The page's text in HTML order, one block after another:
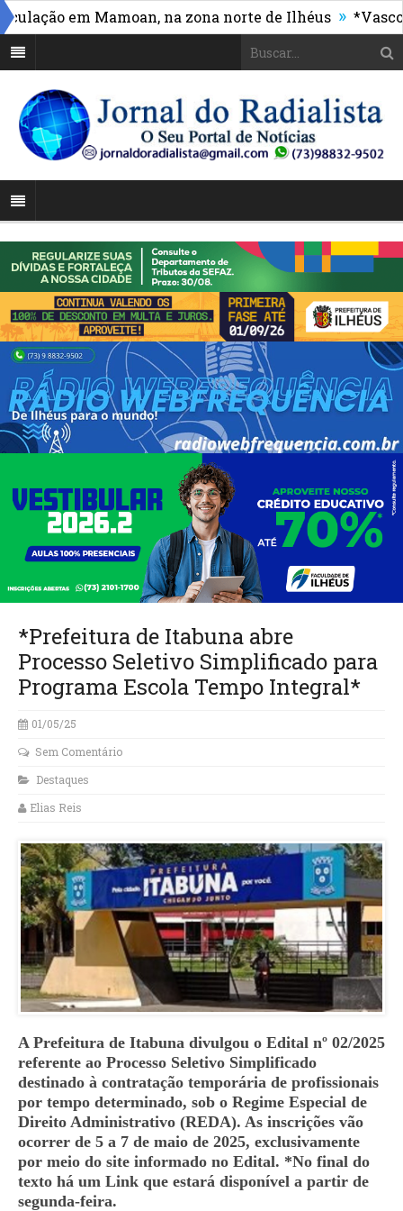
em Mamoan, na zona norte de Ilhéus » *Vasco
*Prefeitura de Itabuna abre
Processo Seletivo Simplificado para
Programa Escola Tempo Integral*
01/05/25
Sem Comentário
Destaques
Elias Reis
A Prefeitura de Itabuna divulgou o Edital nº 02/2025
referente ao Processo Seletivo Simplificado
destinado à contratação temporária de profissionais
por tempo determinado, sob o Regime Especial de
Direito Administrativo (REDA). As inscrições vão
ocorrer de 5 a 7 de maio de 2025, exclusivamente
por meio do site informado no Edital. *No final do
texto há um Link que estará disponível a partir de
segunda-feira.